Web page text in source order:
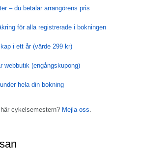
– du betalar arrangörens pris
för alla registrerade i bokningen
i ett år (värde 299 kr)
webbutik (engångskupong)
hela din bokning
cykelsemestern? Mejla oss.